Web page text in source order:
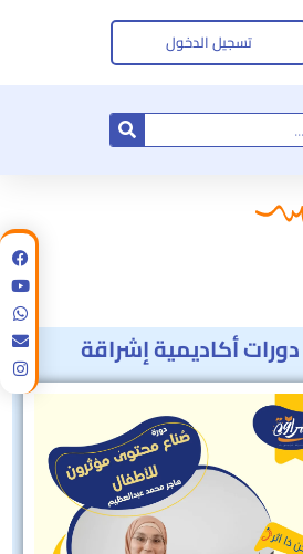
تسجيل الدخول
أكاديمية إشراقة